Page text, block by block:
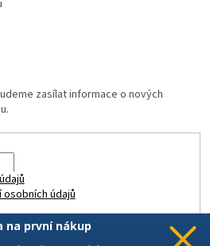
zasílat informace o nových
údajů
na první nákup